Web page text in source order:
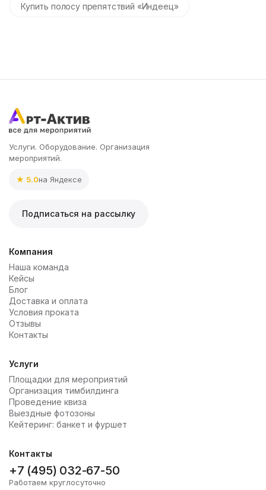
Купить полосу препятствий «Индеец»
Услуги. Оборудование. Организация
мероприятий.
★ 5.0на Яндексе
Подписаться на рассылку
Компания
Наша команда
Кейсы
Блог
Доставка и оплата
Условия проката
Отзывы
Контакты
Услуги
Площадки для мероприятий
Организация тимбилдинга
Проведение квиза
Выездные фотозоны
Кейтеринг: банкет и фуршет
Контакты
+7 (495) 032-67-50
Работаем круглосуточно